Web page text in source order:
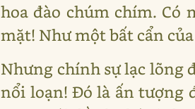
hoa đào chúm chím. Có
mặt! Như một bất cẩn
Nhưng chính sự lạc lõng
nổi loạn! Đó là ấn tượng